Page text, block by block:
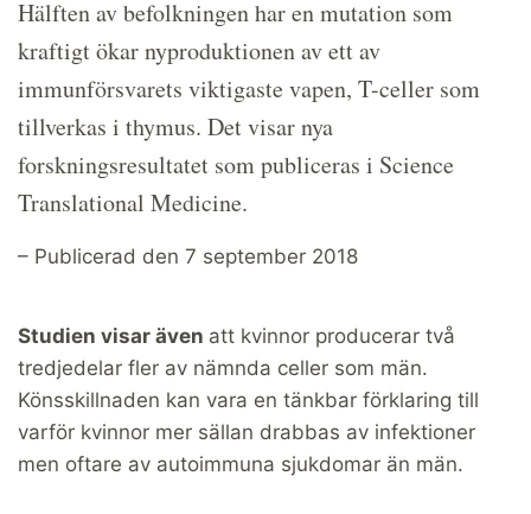
Hälften av befolkningen har en mutation som
kraftigt ökar nyproduktionen av ett av
immunförsvarets viktigaste vapen, T-celler som
tillverkas i thymus. Det visar nya
forskningsresultatet som publiceras i Science
Translational Medicine.
– Publicerad den 7 september 2018
Studien visar även att kvinnor producerar två
tredjedelar fler av nämnda celler som män.
Könsskillnaden kan vara en tänkbar förklaring till
varför kvinnor mer sällan drabbas av infektioner
men oftare av autoimmuna sjukdomar än män.